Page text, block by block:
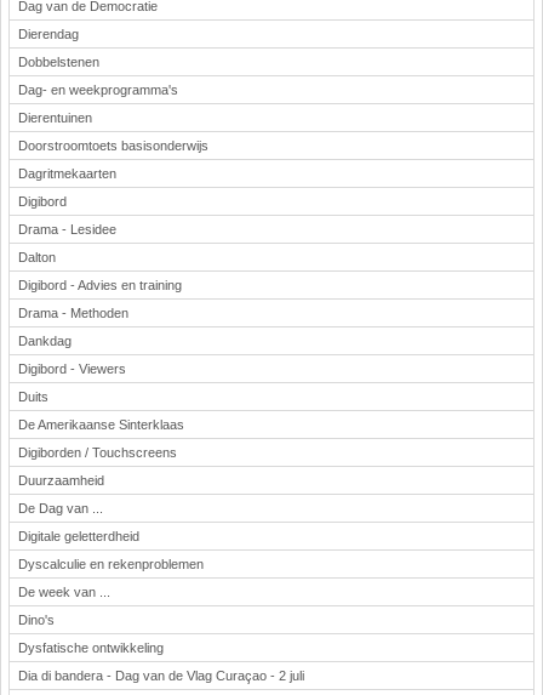
Dag van de Democratie
Dierendag
Dobbelstenen
Dag- en weekprogramma's
Dierentuinen
Doorstroomtoets basisonderwijs
Dagritmekaarten
Digibord
Drama - Lesidee
Dalton
Digibord - Advies en training
Drama - Methoden
Dankdag
Digibord - Viewers
Duits
De Amerikaanse Sinterklaas
Digiborden / Touchscreens
Duurzaamheid
De Dag van ...
Digitale geletterdheid
Dyscalculie en rekenproblemen
De week van ...
Dino's
Dysfatische ontwikkeling
Dia di bandera - Dag van de Vlag Curaçao - 2 juli